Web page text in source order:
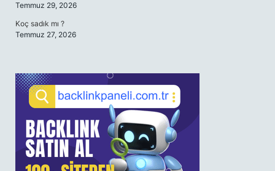
Temmuz 29, 2026
Koç sadık mı ?
Temmuz 27, 2026